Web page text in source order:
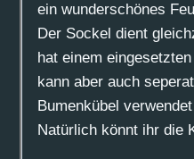
ein wunderschönes
Der Sockel dient
hat einem
kann aber auch
Bumenkübel
Natürlich könnt ihr die